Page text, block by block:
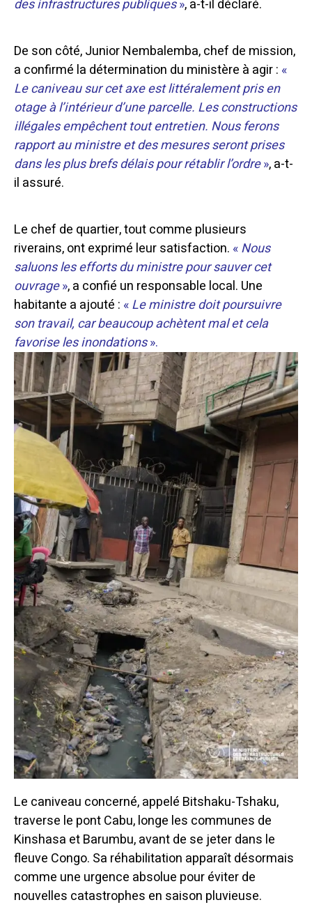
des infrastructures publiques», a-t-il déclaré.
De son côté, Junior Nembalemba, chef de mission,
a confirmé la détermination du ministère à agir : «
Le caniveau sur cet axe est littéralement pris en
otage à l’intérieur d’une parcelle. Les constructions
illégales empêchent tout entretien. Nous ferons
rapport au ministre et des mesures seront prises
dans les plus brefs délais pour rétablir l’ordre», a-t-
il assuré.
Le chef de quartier, tout comme plusieurs
riverains, ont exprimé leur satisfaction. «Nous
saluons les efforts du ministre pour sauver cet
ouvrage», a confié un responsable local. Une
habitante a ajouté : «Le ministre doit poursuivre
son travail, car beaucoup achètent mal et cela
favorise les inondations».
Le caniveau concerné, appelé Bitshaku-Tshaku,
traverse le pont Cabu, longe les communes de
Kinshasa et Barumbu, avant de se jeter dans le
fleuve Congo. Sa réhabilitation apparaît désormais
comme une urgence absolue pour éviter de
nouvelles catastrophes en saison pluvieuse.